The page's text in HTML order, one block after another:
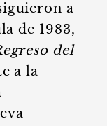
a
de 1983,
del
a la